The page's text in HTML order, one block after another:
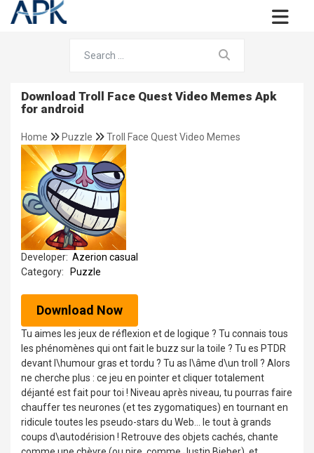
Download Troll Face Quest Video Memes Apk
for android
Home Puzzle Troll Face Quest Video Memes
Developer: Azerion casual
Category:
Puzzle
Download Now
Tu aimes les jeux de réflexion et de logique ? Tu connais tous
les phénomènes qui ont fait le buzz sur la toile ? Tu es PTDR
devant l\humour gras et tordu ? Tu as l\âme d\un troll ? Alors
ne cherche plus : ce jeu en pointer et cliquer totalement
déjanté est fait pour toi ! Niveau après niveau, tu pourras faire
chauffer tes neurones (et tes zygomatiques) en tournant en
ridicule toutes les pseudo-stars du Web... le tout à grands
coups d\autodérision ! Retrouve des objets cachés, chante